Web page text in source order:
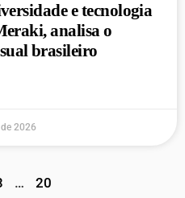
e tecnologia
analisa o
brasileiro
2026
… 20